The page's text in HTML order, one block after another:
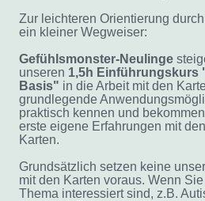
Zur leichteren Orientierung
ein kleiner Wegweiser:
Gefühlsmonster-Neulinge
unseren 1,5h Einführungskurs
Basis" in die Arbeit mit den
grundlegende
praktisch kennen und
erste eigene Erfahrungen mit
Karten.
Grundsätzlich setzen keine
mit den Karten voraus. Wenn
Thema interessiert sind, z.B.